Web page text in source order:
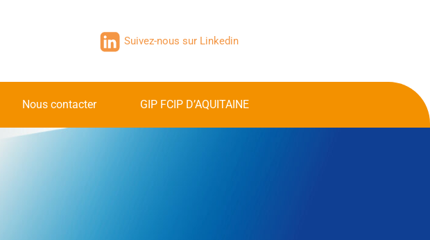
Suivez-nous sur Linkedin
Nous contacter GIP FCIP D’AQUITAINE